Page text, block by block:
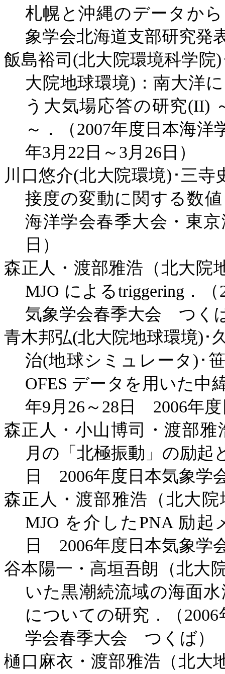
札幌と沖縄のデータか
象学会北海道支部研究発
飯島裕司 (北大院環境科学院)
大院地球環境) ：南大洋
う大気場応答の研究(II)
～．（2007年度日本海洋
年3月 22 日～ 3月 26 日）
川口悠介(北大院環境) ･三寺
接度の変動に関する数
海洋学会春季大会・東
日）
森正人・渡部雅浩（北大院
MJO によるtriggering ．（
気象学会春季大会 つく
青木邦弘(北大院地球環境)･
治(地球シミュレータ ) ･
OFES データを用いた中
年9月 26 ～ 28 日 2006年
森正人・小山博司・渡部
月の「北極振動」の励起
日 2006年度日本気象学
森正人・渡部雅浩（北大
MJO を介した PNA 励起
日 2006年度日本気象学
谷本陽一・高垣吾朗（北大
いた黒潮続流域の海面
についての研究．（2006
学会春季大会 つくば）
樋口麻衣・渡部雅浩（北大